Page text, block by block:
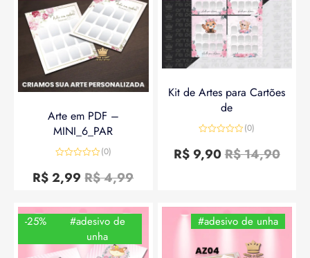
Arte em PDF –
MINI_6_PAR
0
de
(0)
R$4,99
R$2,99
Kit de Artes para Cartões
de
0
de
(0)
R$14,90
R$9,90
-25%
#adesivo de
unha
#adesivo de unha